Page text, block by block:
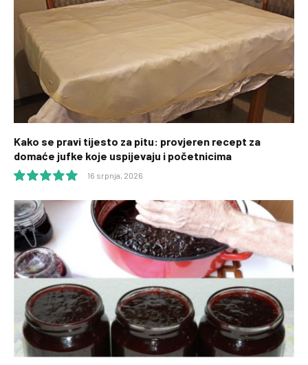
Kako se pravi tijesto za pitu: provjeren recept za
domaće jufke koje uspijevaju i početnicima
10.0
16 srpnja, 2026